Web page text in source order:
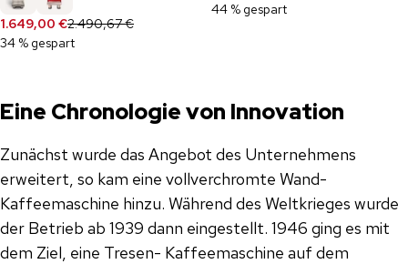
1.649,00 €2.490,67 €
34 % gespart
44 % gespart
Eine Chronologie von Innovation
Zunächst wurde das Angebot des Unternehmens
erweitert, so kam eine vollverchromte Wand-
Kaffeemaschine hinzu. Während des Weltkrieges wurde
der Betrieb ab 1939 dann eingestellt. 1946 ging es mit
dem Ziel, eine Tresen- Kaffeemaschine auf dem